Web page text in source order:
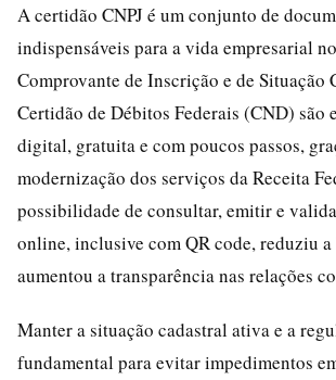
A certidão CNPJ é um conjunto de
indispensáveis para a vida empresarial
Comprovante de Inscrição e de Situação
Certidão de Débitos Federais (CND) são
digital, gratuita e com poucos passos,
modernização dos serviços da Receita
possibilidade de consultar, emitir e
online, inclusive com QR code, reduziu
aumentou a transparência nas relações
Manter a situação cadastral ativa e a
fundamental para evitar impedimentos